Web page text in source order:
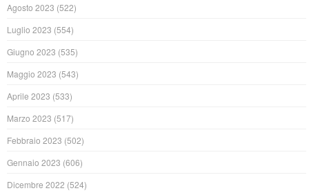
Agosto 2023 (522)
Luglio 2023 (554)
Giugno 2023 (535)
Maggio 2023 (543)
Aprile 2023 (533)
Marzo 2023 (517)
Febbraio 2023 (502)
Gennaio 2023 (606)
Dicembre 2022 (524)